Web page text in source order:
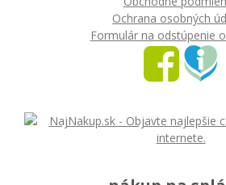
Ochrana osobných
Formulár na odstúpenie